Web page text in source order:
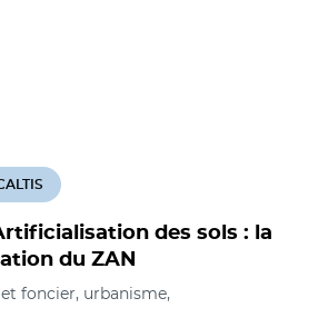
des sols : la
du ZAN
foncier, urbanisme,